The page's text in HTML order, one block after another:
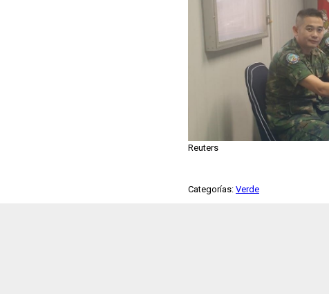
Reuters
Categorías: Verde